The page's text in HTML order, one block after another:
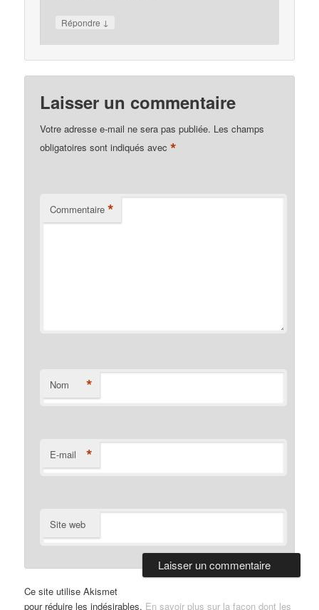
Répondre ↓
Laisser un commentaire
Votre adresse e-mail ne sera pas publiée. Les champs
obligatoires sont indiqués avec*
Commentaire *
Nom *
E-mail *
Site web
Ce site utilise Akismet
pour réduire les indésirables. En savoir plus sur la façon dont les